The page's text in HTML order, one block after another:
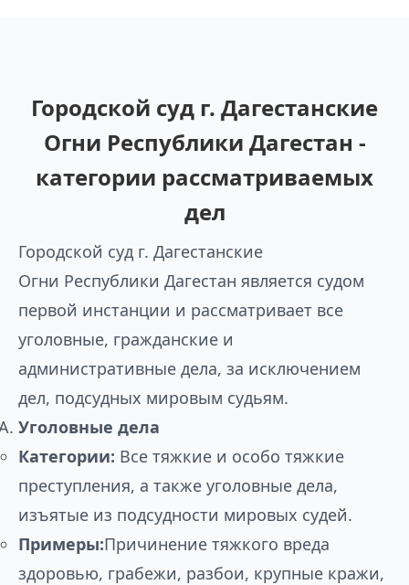
Городской суд г. Дагестанские
Огни Республики Дагестан -
категории рассматриваемых
дел
Городской суд г. Дагестанские
Огни Республики Дагестан является судом
первой инстанции и рассматривает все
уголовные, гражданские и
административные дела, за исключением
дел, подсудных мировым судьям.
Уголовные дела
Категории: Все тяжкие и особо тяжкие
преступления, а также уголовные дела,
изъятые из подсудности мировых судей.
Примеры:Причинение тяжкого вреда
здоровью, грабежи, разбои, крупные кражи,